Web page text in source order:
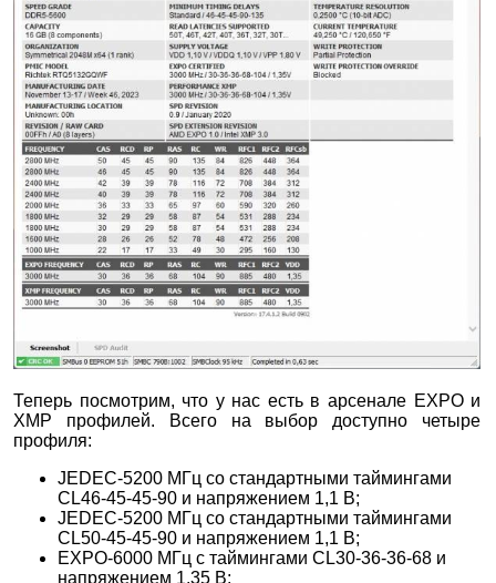
Теперь посмотрим, что у нас есть в арсенале EXPO и
XMP профилей. Всего на выбор доступно четыре
профиля:
JEDEC-5200 МГц со стандартными таймингами
CL46-45-45-90 и напряжением 1,1 В;
JEDEC-5200 МГц со стандартными таймингами
CL50-45-45-90 и напряжением 1,1 В;
EXPO-6000 МГц с таймингами CL30-36-36-68 и
напряжением 1,35 В;